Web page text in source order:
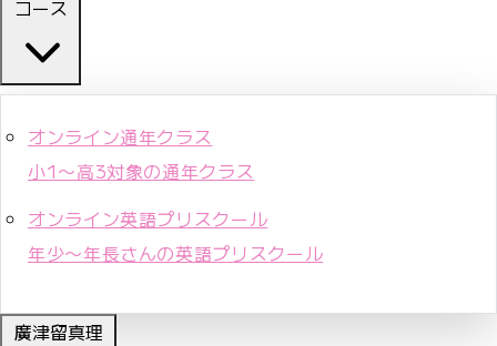
コース
オンライン通年クラス
小1〜高3対象の通年クラス
オンライン英語プリスクール
年少〜年長さんの英語プリスクール
廣津留真理